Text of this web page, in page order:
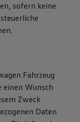
sofern keine
Fahrzeug
einen Wunsch
Zweck
Daten